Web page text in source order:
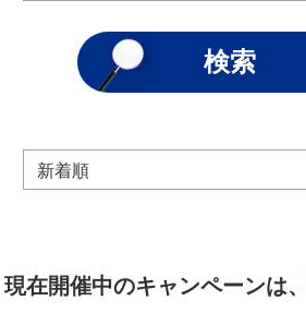
現在開催中のキャンペーンは、